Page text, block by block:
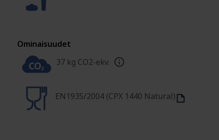
Ominaisuudet
37 kg CO2-ekv.
EN1935/2004 (CPX 1440 Natural)